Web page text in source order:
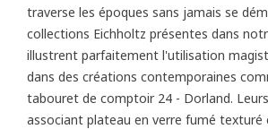
traverse les époques sans jamais se
collections Eichholtz présentes dans
illustrent parfaitement l'utilisation
dans des créations contemporaines
tabouret de comptoir 24 - Dorland.
associant plateau en verre fumé